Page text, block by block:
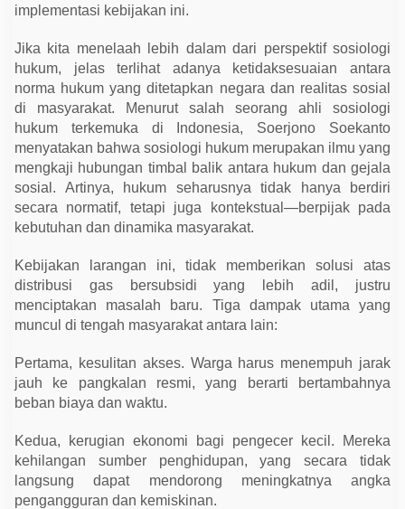
b
d
i
d
i
P
n
g
c
e
implementasi kebijakan ini.
Jika kita menelaah lebih dalam dari perspektif sosiologi
hukum, jelas terlihat adanya ketidaksesuaian antara
norma hukum yang ditetapkan negara dan realitas sosial
di masyarakat. Menurut salah seorang ahli sosiologi
hukum terkemuka di Indonesia, Soerjono Soekanto
menyatakan bahwa sosiologi hukum merupakan ilmu yang
mengkaji hubungan timbal balik antara hukum dan gejala
sosial. Artinya, hukum seharusnya tidak hanya berdiri
secara normatif, tetapi juga kontekstual—berpijak pada
kebutuhan dan dinamika masyarakat.
Kebijakan larangan ini, tidak memberikan solusi atas
distribusi gas bersubsidi yang lebih adil, justru
menciptakan masalah baru. Tiga dampak utama yang
muncul di tengah masyarakat antara lain:
Pertama, kesulitan akses. Warga harus menempuh jarak
jauh ke pangkalan resmi, yang berarti bertambahnya
beban biaya dan waktu.
Kedua, kerugian ekonomi bagi pengecer kecil. Mereka
kehilangan sumber penghidupan, yang secara tidak
langsung dapat mendorong meningkatnya angka
pengangguran dan kemiskinan.